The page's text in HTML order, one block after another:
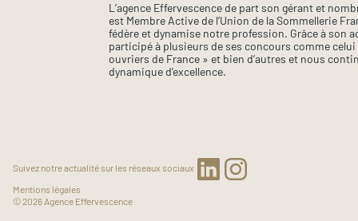
L’agence Effervescence de part son gérant et
est Membre Active de l’Union de la Sommellerie
fédère et dynamise notre profession. Grâce à son
participé à plusieurs de ses concours comme
ouvriers de France » et bien d’autres et nous
dynamique d’excellence.
Suivez notre actualité sur les réseaux sociaux
Mentions légales
© 2026 Agence Effervescence